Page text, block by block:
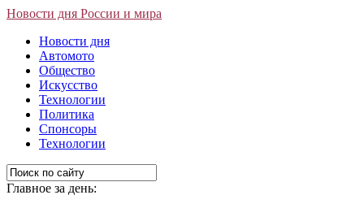
Новости дня России и мира
Новости дня
Автомото
Общество
Искусство
Технологии
Политика
Спонсоры
Технологии
Главное за день: